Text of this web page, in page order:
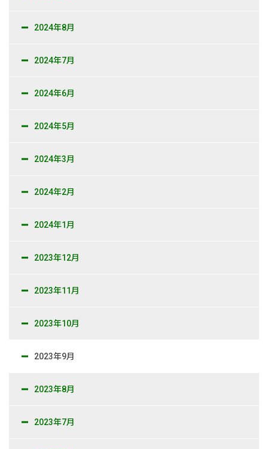
2024年8月
2024年7月
2024年6月
2024年5月
2024年3月
2024年2月
2024年1月
2023年12月
2023年11月
2023年10月
2023年9月
2023年8月
2023年7月